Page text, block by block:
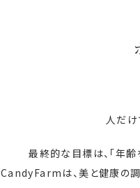
人だけ
最終的な目標は、「年齢
CandyFarmは、美と健康の調